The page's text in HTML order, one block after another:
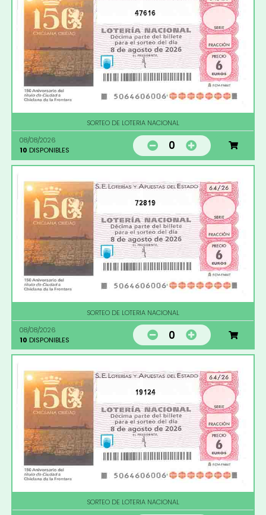
47616
SORTEO DE LOTERIA NACIONAL
08/08/2026
10 DISPONIBLES 0
72819
SORTEO DE LOTERIA NACIONAL
08/08/2026
10 DISPONIBLES 0
19124
SORTEO DE LOTERIA NACIONAL